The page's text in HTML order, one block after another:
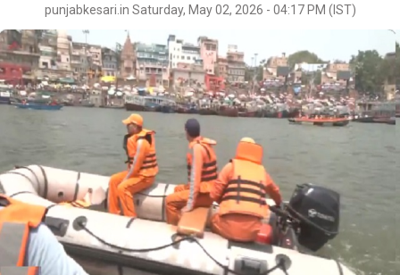
punjabkesari.in Saturday, May 02, 2026 - 04:17 PM (IST)